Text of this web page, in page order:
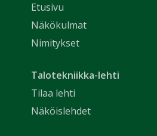
Etusivu
Näkökulmat
Nimitykset
Talotekniikka-lehti
Tilaa lehti
Näköislehdet